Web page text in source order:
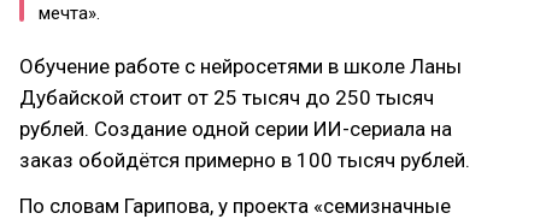
мечта».
Обучение работе с нейросетями в школе Ланы
Дубайской стоит от 25 тысяч до 250 тысяч
рублей. Создание одной серии ИИ-сериала на
заказ обойдётся примерно в 100 тысяч рублей.
По словам Гарипова, у проекта «семизначные